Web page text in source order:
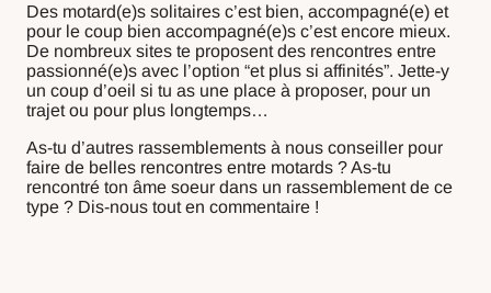
Des motard(e)s solitaires c’est bien, accompagné(e) et
pour le coup bien accompagné(e)s c’est encore mieux.
De nombreux sites te proposent des rencontres entre
passionné(e)s avec l’option “et plus si affinités”. Jette-y
un coup d’oeil si tu as une place à proposer, pour un
trajet ou pour plus longtemps…
As-tu d’autres rassemblements à nous conseiller pour
faire de belles rencontres entre motards ? As-tu
rencontré ton âme soeur dans un rassemblement de ce
type ? Dis-nous tout en commentaire !